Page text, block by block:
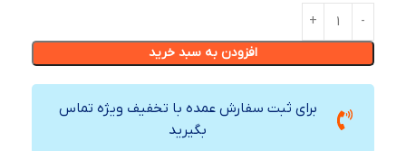
افزودن به سبد خرید
برای ثبت سفارش عمده با تخفیف ویژه تماس
بگیرید